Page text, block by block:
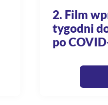
2. Film
tygodni
po